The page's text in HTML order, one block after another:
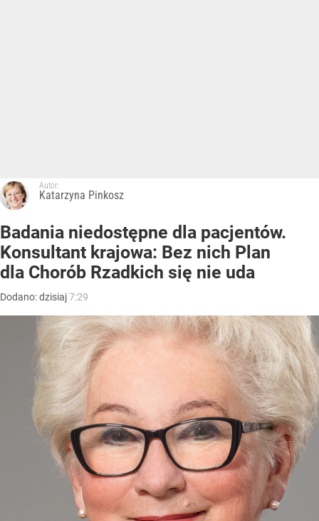
Autor:
Katarzyna Pinkosz
Badania niedostępne dla pacjentów.
Konsultant krajowa: Bez nich Plan
dla Chorób Rzadkich się nie uda
Dodano:dzisiaj7:29